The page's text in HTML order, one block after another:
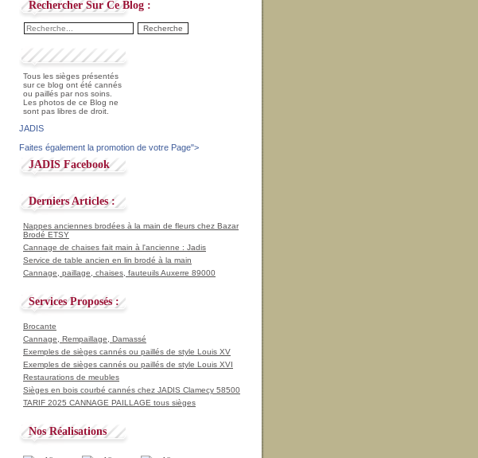
Rechercher Sur Ce Blog :
Tous les sièges présentés
sur ce blog ont été cannés
ou paillés par nos soins.
Les photos de ce Blog ne
sont pas libres de droit.
JADIS
Faites également la promotion de votre Page">
JADIS Facebook
Derniers Articles :
Nappes anciennes brodées à la main de fleurs chez Bazar
Brodé ETSY
Cannage de chaises fait main à l'ancienne : Jadis
Service de table ancien en lin brodé à la main
Cannage, paillage, chaises, fauteuils Auxerre 89000
Services Proposés :
Brocante
Cannage, Rempaillage, Damassé
Exemples de sièges cannés ou paillés de style Louis XV
Exemples de sièges cannés ou paillés de style Louis XVI
Restaurations de meubles
Sièges en bois courbé cannés chez JADIS Clamecy 58500
TARIF 2025 CANNAGE PAILLAGE tous sièges
Nos Réalisations